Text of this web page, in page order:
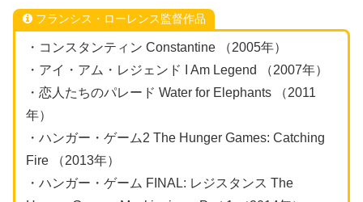
フランシス・ローレンス監督作品
・コンスタンティン Constantine （2005年）
・アイ・アム・レジェンド I Am Legend （2007年）
・恋人たちのパレード Water for Elephants （2011
年）
・ハンガー・ゲーム2 The Hunger Games: Catching
Fire （2013年）
・ハンガー・ゲーム FINAL: レジスタンス The